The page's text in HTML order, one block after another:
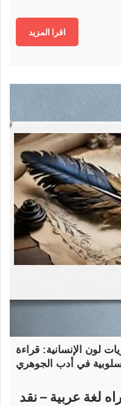
اقرا المزيد
لون الإنسانية: قراءة
في أدب الجوهري
لغة عربية – نقد